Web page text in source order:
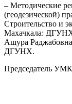
– Методические
(геодезической)
Строительство и
Махачкала:
Ашура
ДГУНХ.
Председатель
А.И.